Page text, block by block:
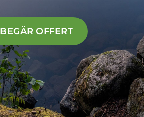
BEGÄR OFFERT